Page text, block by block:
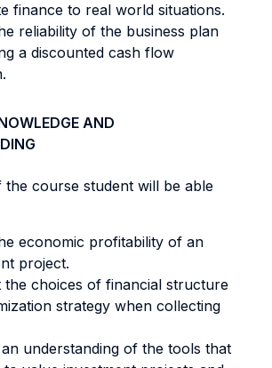
finance to real world situations.
reliability of the business plan
a discounted cash flow
AND
the course student will be able
economic profitability of an
project.
the choices of financial structure
strategy when collecting
understanding of the tools that